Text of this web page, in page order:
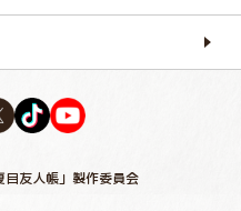
友人帳」製作委員会